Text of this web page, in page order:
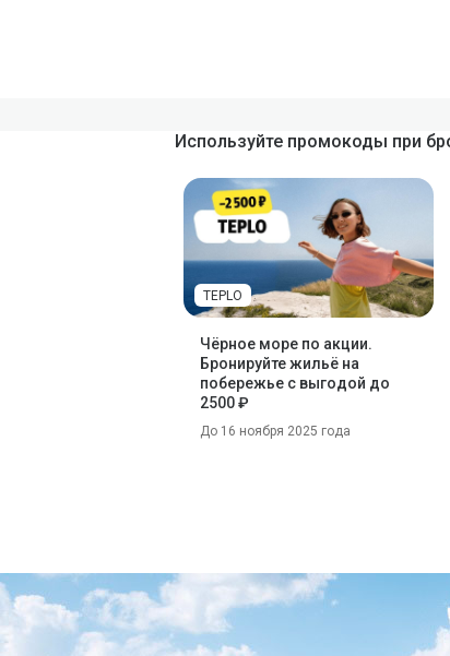
Используйте промокоды при
TEPLO
Чёрное море по акции.
Бронируйте жильё на
побережье с выгодой до
2500 ₽
До 16 ноября 2025 года